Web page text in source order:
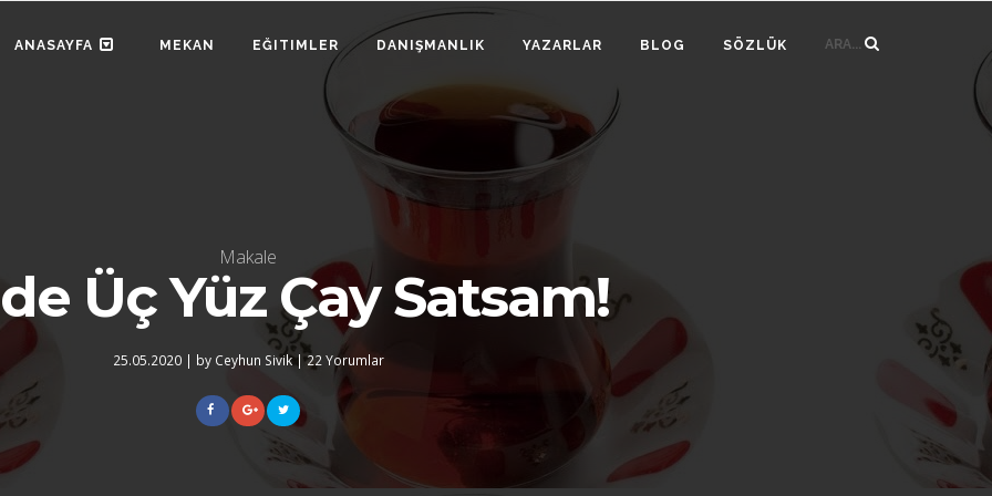
ARA...
ANASAYFA MEKAN EĞITIMLER DANIŞMANLIK YAZARLAR BLOG SÖZLÜK
Makale
Üç Yüz Çay Satsam!
25.05.2020| by Ceyhun Sivik|22 Yorumlar